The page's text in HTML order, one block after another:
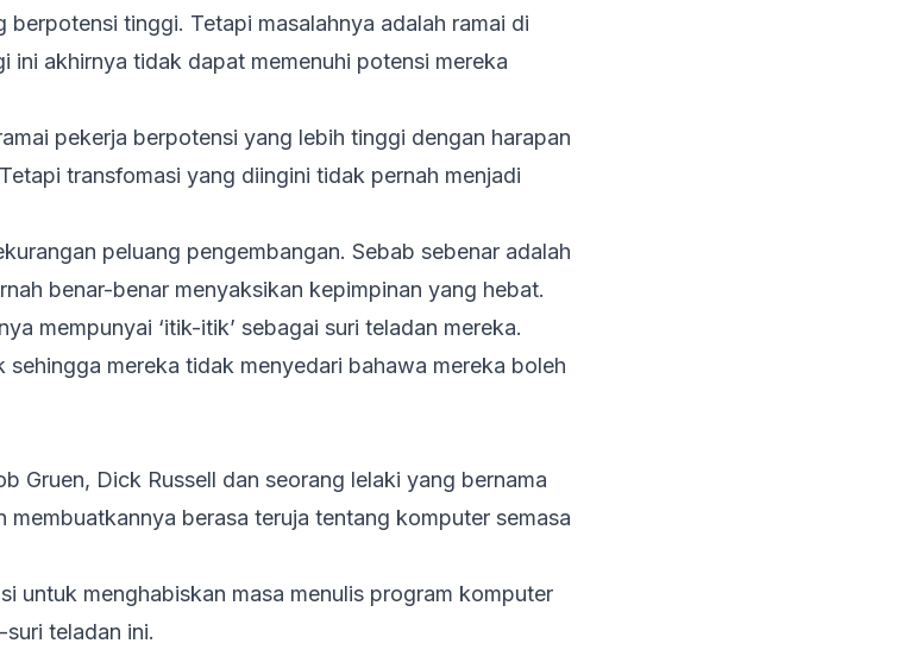
tinggi. Tetapi masalahnya adalah ramai di
akhirnya tidak dapat memenuhi potensi mereka
pekerja berpotensi yang lebih tinggi dengan harapan
transfomasi yang diingini tidak pernah menjadi
peluang pengembangan. Sebab sebenar adalah
benar-benar menyaksikan kepimpinan yang hebat.
mempunyai ‘itik-itik’ sebagai suri teladan mereka.
mereka tidak menyedari bahawa mereka boleh
Gruen, Dick Russell dan seorang lelaki yang bernama
membuatkannya berasa teruja tentang komputer semasa
untuk menghabiskan masa menulis program komputer
suri teladan ini.